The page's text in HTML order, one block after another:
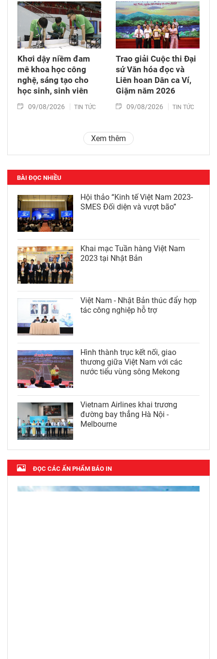
Khơi dậy niềm đam
mê khoa học công
nghệ, sáng tạo cho
học sinh, sinh viên
09/08/2026 TIN TỨC
Trao giải Cuộc thi Đại
sứ Văn hóa đọc và
Liên hoan Dân ca Ví,
Giặm năm 2026
09/08/2026 TIN TỨC
Xem thêm
BÀI ĐỌC NHIỀU
Hội thảo “Kinh tế Việt Nam 2023-
SMES Đối diện và vượt bão”
Khai mạc Tuần hàng Việt Nam
2023 tại Nhật Bản
Việt Nam - Nhật Bản thúc đẩy hợp
tác công nghiệp hỗ trợ
Hình thành trục kết nối, giao
thương giữa Việt Nam với các
nước tiểu vùng sông Mekong
Vietnam Airlines khai trương
đường bay thẳng Hà Nội -
Melbourne
ĐỌC CÁC ẤN PHẨM BÁO IN